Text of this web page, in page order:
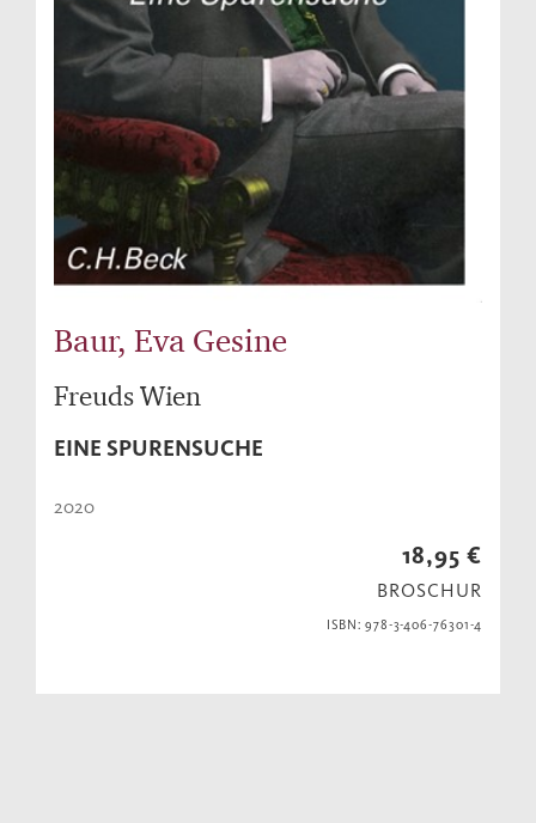
Baur, Eva Gesine
Freuds Wien
EINE SPURENSUCHE
2020
18,95 €
BROSCHUR
ISBN: 978-3-406-76301-4